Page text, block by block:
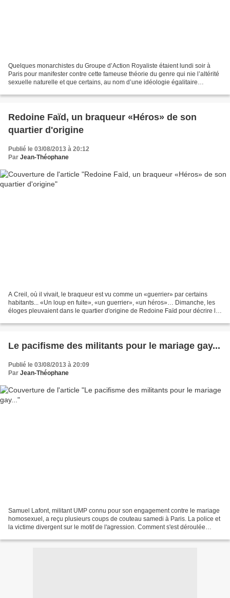
Quelques monarchistes du Groupe d’Action Royaliste étaient lundi soir à
Paris pour manifester contre cette fameuse théorie du genre qui nie l’altérité
sexuelle naturelle et que certains, au nom d’une idéologie égalitaire
Redoine Faïd, un braqueur «Héros» de son
quartier d'origine
Publié le 03/08/2013 à 20:12
Par Jean-Théophane
A Creil, où il vivait, le braqueur est vu comme un «guerrier» par certains
habitants... «Un loup en fuite», «un guerrier», «un héros»… Dimanche, les
éloges pleuvaient dans le quartier d'origine de Redoine Faïd pour décrire le
Le pacifisme des militants pour le mariage gay...
Publié le 03/08/2013 à 20:09
Par Jean-Théophane
Samuel Lafont, militant UMP connu pour son engagement contre le mariage
homosexuel, a reçu plusieurs coups de couteau samedi à Paris. La police et
la victime divergent sur le motif de l'agression. Comment s'est déroulée